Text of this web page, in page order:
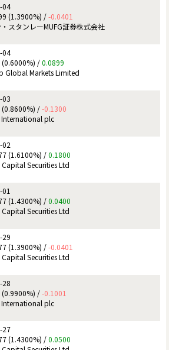
04
(1.3900%) /-0.0401
スタンレーMUFG証券株式会社
04
/0.0899
Global Markets Limited
03
/-0.1300
plc
02
(1.6100%) /0.1800
Securities Ltd
(1.4300%) /0.0400
Securities Ltd
29
(1.3900%) /-0.0401
Securities Ltd
28
/-0.1001
plc
27
(1.4300%) /0.0500